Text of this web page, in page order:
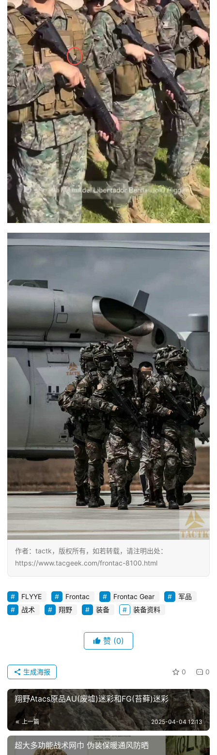
作者：tactk，版权所有，如若转载，请注明出处：
https://www.tacgeek.com/frontac-8100.html
FLYYE Frontac Frontac Gear
军品
战术
翔野 装备 装备资料
赞 (0)
0 0
生成海报
翔野Atacs原品AU(废墟)迷彩和FG(苔藓)迷彩
上一篇 2025-04-04 12:13
超大多功能战术网巾 伪装保暖通风防晒